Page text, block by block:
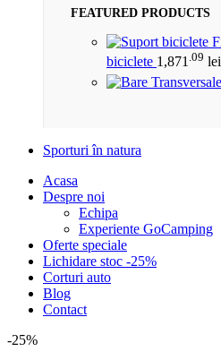
FEATURED PRODUCTS
biciclete 1,871 .09 lei
Sporturi în natura
Acasa
Despre noi
Echipa
Experiente GoCamping
Oferte speciale
Lichidare stoc -25%
Corturi auto
Blog
Contact
-25%